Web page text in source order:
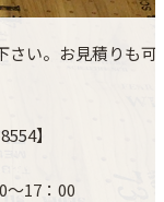
さい。お見積りも可
】
～17：00